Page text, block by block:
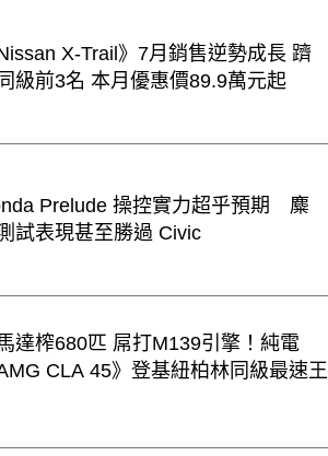
Nissan X-Trail》7月銷售逆勢成長 躋
級前3名 本月優惠價89.9萬元起
Prelude 操控實力超乎預期 麋
試表現甚至勝過 Civic
達榨680匹 屌打M139引擎！純電
AMG CLA 45》登基紐柏林同級最速王